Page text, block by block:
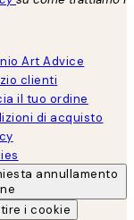
Art Advice
clienti
il tuo ordine
di acquisto
annullamento
i cookie